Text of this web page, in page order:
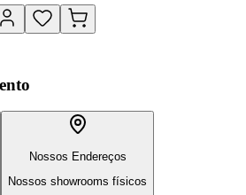
Nossos Endereços
Nossos showrooms físicos